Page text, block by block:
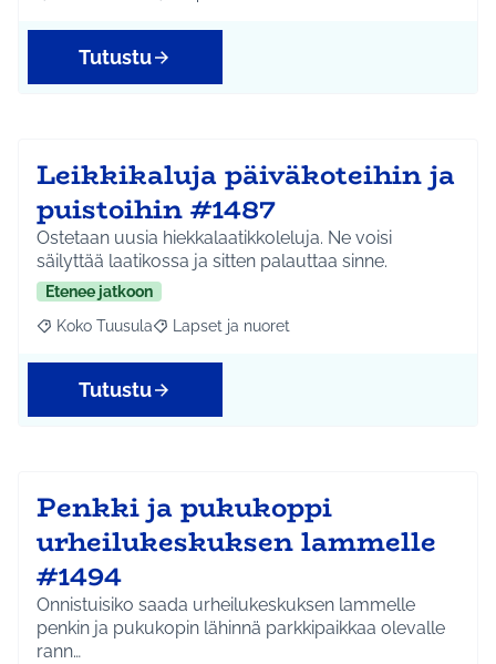
Tutustu
Leikkikaluja päiväkoteihin ja
puistoihin #1487
Ostetaan uusia hiekkalaatikkoleluja. Ne voisi
säilyttää laatikossa ja sitten palauttaa sinne.
Etenee jatkoon
Rajaa tulokset aihepiirin mukaan: Koko Tuusula
Koko Tuusula Rajaa tulokset teeman mukaan: Lapset ja
Lapset ja nuoret
Tutustu
Penkki ja pukukoppi
urheilukeskuksen lammelle
#1494
Onnistuisiko saada urheilukeskuksen lammelle
penkin ja pukukopin lähinnä parkkipaikkaa olevalle
rann…